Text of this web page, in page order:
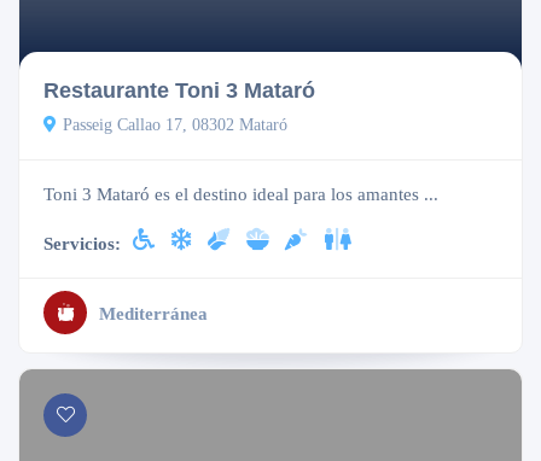
Restaurante Toni 3 Mataró
Passeig Callao 17, 08302 Mataró
Toni 3 Mataró es el destino ideal para los amantes ...
Servicios:
Mediterránea